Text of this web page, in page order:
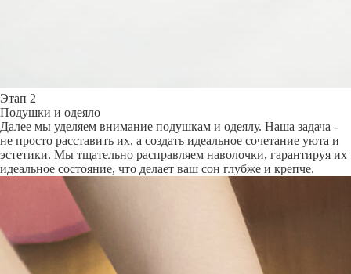
Этап 2
Подушки и одеяло
Далее мы уделяем внимание подушкам и одеялу. Наша задача -
не просто расставить их, а создать идеальное сочетание уюта и
эстетики. Мы тщательно расправляем наволочки, гарантируя их
идеальное состояние, что делает ваш сон глубже и крепче.